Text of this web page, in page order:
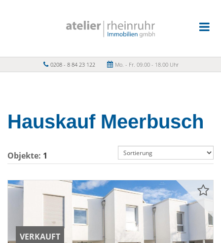
0208 - 8 84 23 122 Mo. - Fr. 09.00 - 18.00 Uhr
Hauskauf Meerbusch
Objekte: 1
VERKAUFT